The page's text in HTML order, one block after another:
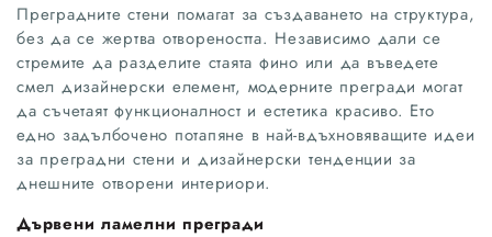
Преградните стени помагат за създаването на структура,
без да се жертва отвореността. Независимо дали се
стремите да разделите стаята фино или да въведете
смел дизайнерски елемент, модерните прегради могат
да съчетаят функционалност и естетика красиво. Ето
едно задълбочено потапяне в най-вдъхновяващите идеи
за преградни стени и дизайнерски тенденции за
днешните отворени интериори.
Дървени ламелни прегради